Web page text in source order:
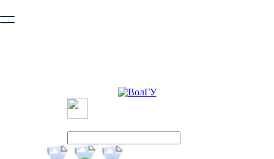
безопасную работу с сайтом. Пожалуйста